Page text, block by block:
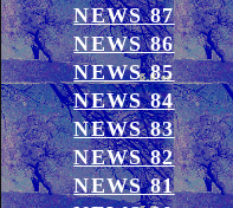
NEWS 87
NEWS 86
NEWS 85
NEWS 84
NEWS 83
NEWS 82
NEWS 81